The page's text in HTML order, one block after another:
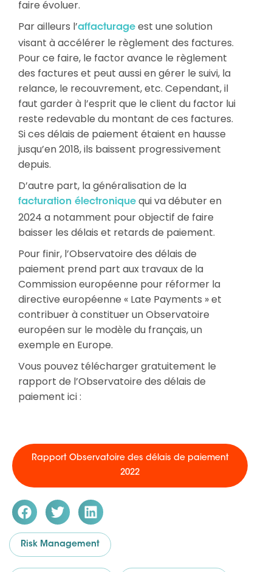
faire évoluer.
Par ailleurs l’affacturage est une solution
visant à accélérer le règlement des factures.
Pour ce faire, le factor avance le règlement
des factures et peut aussi en gérer le suivi, la
relance, le recouvrement, etc. Cependant, il
faut garder à l’esprit que le client du factor lui
reste redevable du montant de ces factures.
Si ces délais de paiement étaient en hausse
jusqu’en 2018, ils baissent progressivement
depuis.
D’autre part, la généralisation de la
facturation électronique qui va débuter en
2024 a notamment pour objectif de faire
baisser les délais et retards de paiement.
Pour finir, l’Observatoire des délais de
paiement prend part aux travauxde la
Commissioneuropéenne pour réformer la
directive européenne « Late Payments »et
contribuer à constituer un Observatoire
européen sur le modèle du français, un
exemple en Europe.
Vous pouvez télécharger gratuitement le
rapport de l’Observatoire des délais de
paiement ici :
Rapport Observatoire des délais de paiement
2022
Risk Management